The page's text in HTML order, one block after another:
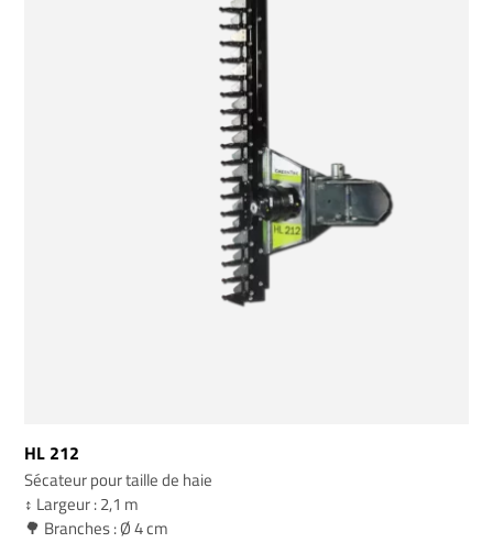
HL 212
Sécateur pour taille de haie
↕️ Largeur : 2,1 m
🌳 Branches : Ø 4 cm